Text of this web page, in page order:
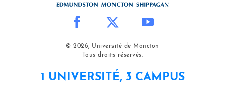
© 2026, Université de Moncton
Tous droits réservés.
1 UNIVERSITÉ, 3 CAMPUS